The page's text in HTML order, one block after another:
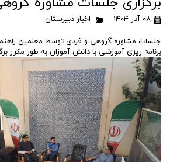
۰۸ آذر ۱۴۰۴ اخبار دبیرستان
جلسات مشاوره گروهی و فردی توسط معلمین
برنامه ریزی آموزشی با دانش آموزان به طور مکرر